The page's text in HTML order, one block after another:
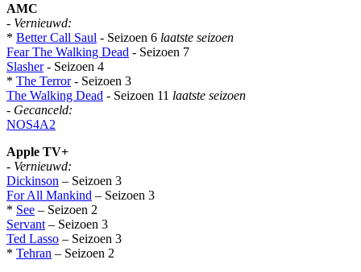
AMC
- Vernieuwd:
* Better Call Saul - Seizoen 6 laatste seizoen
Fear The Walking Dead - Seizoen 7
Slasher- Seizoen 4
* The Terror- Seizoen 3
The Walking Dead - Seizoen 11 laatste seizoen
- Gecanceld:
NOS4A2
Apple TV+
- Vernieuwd:
Dickinson – Seizoen 3
For All Mankind – Seizoen 3
* See – Seizoen 2
Servant – Seizoen 3
Ted Lasso – Seizoen 3
* Tehran – Seizoen 2